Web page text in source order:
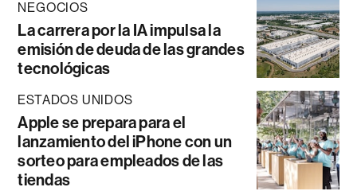
NEGOCIOS
La carrera por la IA impulsa la
emisión de deuda de las grandes
tecnológicas
ESTADOS UNIDOS
Apple se prepara para el
lanzamiento del iPhone con un
sorteo para empleados de las
tiendas